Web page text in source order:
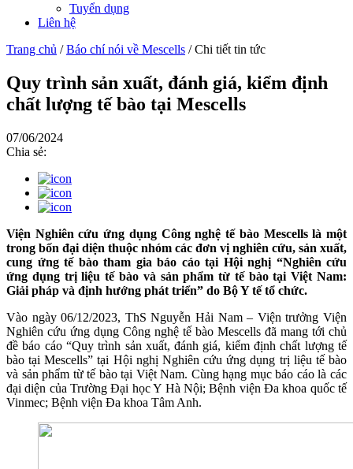
Tuyển dụng
Liên hệ
Trang chủ /Báo chí nói về Mescells /Chi tiết tin tức
Quy trình sản xuất, đánh giá, kiểm định
chất lượng tế bào tại Mescells
07/06/2024
Chia sẻ:
Viện Nghiên cứu ứng dụng Công nghệ tế bào Mescells là một
trong bốn đại diện thuộc nhóm các đơn vị nghiên cứu, sản xuất,
cung ứng tế bào tham gia báo cáo tại Hội nghị “Nghiên cứu
ứng dụng trị liệu tế bào và sản phẩm từ tế bào tại Việt Nam:
Giải pháp và định hướng phát triển” do Bộ Y tế tổ chức.
Vào ngày 06/12/2023, ThS Nguyễn Hải Nam – Viện trưởng Viện
Nghiên cứu ứng dụng Công nghệ tế bào Mescells đã mang tới chủ
đề báo cáo “Quy trình sản xuất, đánh giá, kiểm định chất lượng tế
bào tại Mescells” tại Hội nghị Nghiên cứu ứng dụng trị liệu tế bào
và sản phẩm từ tế bào tại Việt Nam. Cùng hạng mục báo cáo là các
đại diện của Trường Đại học Y Hà Nội; Bệnh viện Đa khoa quốc tế
Vinmec; Bệnh viện Đa khoa Tâm Anh.